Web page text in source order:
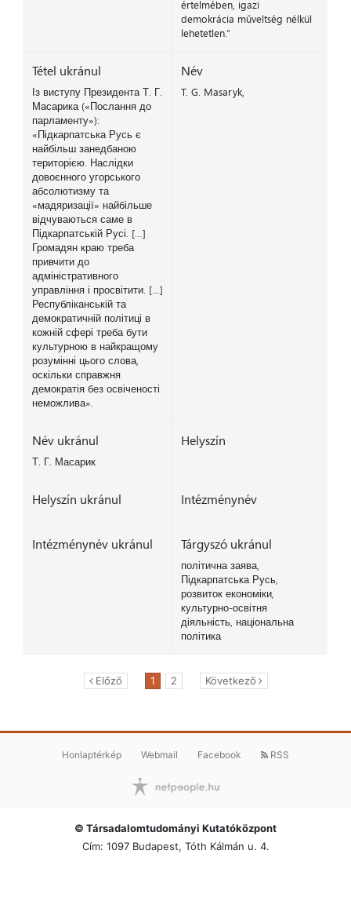
értelmében, igazi
demokrácia műveltség nélkül
lehetetlen.”
Tétel ukránul
Із виступу Президента Т. Г.
Масарика («Послання до
парламенту»):
«Підкарпатська Русь є
найбільш занедбаною
територією. Наслідки
довоєнного угорського
абсолютизму та
«мадяризації» найбільше
відчуваються саме в
Підкарпатській Русі. […]
Громадян краю треба
привчити до
адміністративного
управління і просвітити. […]
Республіканській та
демократичній політиці в
кожній сфері треба бути
культурною в найкращому
розумінні цього слова,
оскільки справжня
демократія без освіченості
неможлива».
Név
T. G. Masaryk,
Név ukránul
Т. Г. Масарик
Helyszín
Helyszín ukránul Intézménynév
Intézménynév ukránul Tárgyszó ukránul
політична заява,
Підкарпатська Русь,
розвиток економіки,
культурно-освітня
діяльність, національна
політика
Előző 1 2 Következő
Honlaptérkép Webmail Facebook RSS
© Társadalomtudományi Kutatóközpont
Cím: 1097 Budapest, Tóth Kálmán u. 4.